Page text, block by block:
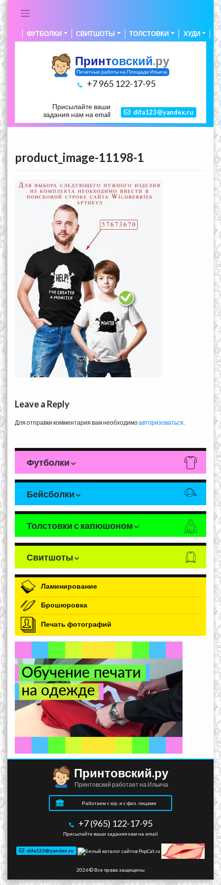
ФУТБОЛКИ СВИТШОТЫ ТОЛСТОВКИ ХУДИ
Принтовский.ру
Печатные работы на Площади Ильича
+7 965 122-17-95
Присылайте ваши
задания нам на email
difa123@yandex.ru
product_image-11198-1
Leave a Reply
Для отправки комментария вам необходимоавторизоваться
Футболки
Бейсболки
Толстовки с капюшоном
Свитшоты
Ламинирование
Брошюровка
Печать фотографий
Принтовский.ру
Принтовский работает на Ильича
Работаем с юр. и с физ. лицами
+7 (965) 122-17-95
Присылайте ваши задания нам на email
difa123@yandex.ru
2026 © Все права защищены